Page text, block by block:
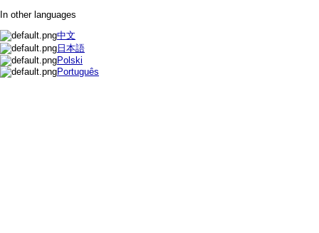
In other languages
中文
日本語
Polski
Português